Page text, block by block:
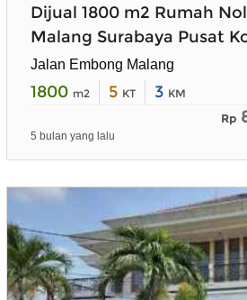
Dijual 1800 m2 Rumah
Malang Surabaya Pusat
Jalan Embong Malang
1800 m2 5 KT 3 KM
Rp
5 bulan yang lalu